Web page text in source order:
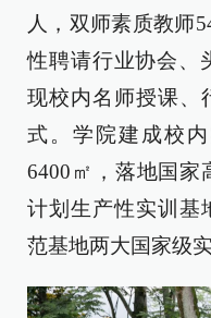
人，双师素质教师
性聘请行业协会、
现校内名师授课、
式。学院建成校
6400㎡，落地国家
计划生产性实训基
范基地两大国家级实